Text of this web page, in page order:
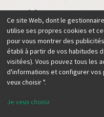
Material
89,00€
Ce site Web, dont le
utilise ses propres cookies et
pour vous montrer des
établi à partir de vos habitudes
visitées). Vous pouvez tous les
d'informations et configurer vos
veux choisir ".
Je veux choisir